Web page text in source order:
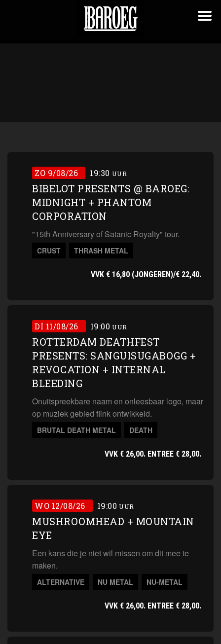
ZO 9/08/26 19:30 UUR
BIBELOT PRESENTS @ BAROEG:
MIDNIGHT + PHANTOM
CORPORATION
"15th Anniversary of Satanic Royalty" tour.
CRUST THRASH METAL
VVK € 16,80 (JONGEREN)/€ 22,40.
DI 11/08/26 19:00 UUR
ROTTERDAM DEATHFEST
PRESENTS: SANGUISUGABOGG +
REVOCATION + INTERNAL
BLEEDING
Onuitspreekbare naam en onleesbaar logo, maar
op muziek gebied flink ontwikkeld.
BRUTAL DEATH METAL DEATH
VVK € 26,00. ENTREE € 28,00.
WO 12/08/26 19:00 UUR
MUSHROOMHEAD + MOUNTAIN
EYE
Een kans die je niet wil missen om dit mee te
maken.
ALTERNATIVE NU METAL NU-METAL
VVK € 26,00. ENTREE € 28,00.